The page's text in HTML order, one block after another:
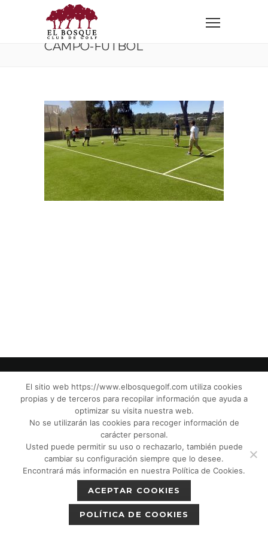
Home Instalaciones
CAMPO-FUTBOL
© El Bosque Club de Golf |Aviso Legal|
Política de Privacidad| Política de Cookies
Política de devoluciones|
Protección de Menores CPM”|
El sitio web https://www.elbosquegolf.com utiliza cookies
propias y de terceros para recopilar información que ayuda a
optimizar su visita nuestra web.
No se utilizarán las cookies para recoger información de
carácter personal.
Usted puede permitir su uso o rechazarlo, también puede
cambiar su configuración siempre que lo desee.
Encontrará más información en nuestra Política de Cookies.
ACEPTAR COOKIES
POLÍTICA DE COOKIES